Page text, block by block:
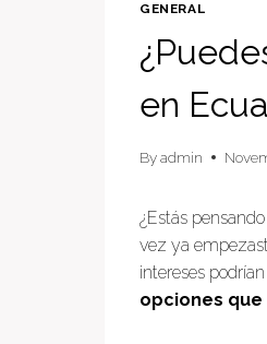
GENERAL
en
Byadmin
¿Estás
vez ya
intereses
opciones